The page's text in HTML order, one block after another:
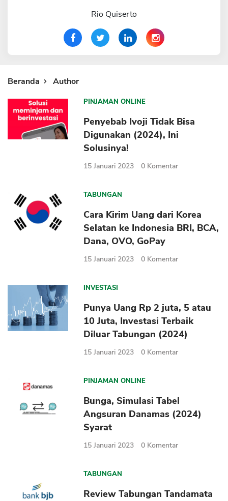
Rio Quiserto
Beranda Author
PINJAMAN ONLINE
Penyebab Ivoji Tidak Bisa
Digunakan (2024), Ini
Solusinya!
15 Januari 2023 0 Komentar
TABUNGAN
Cara Kirim Uang dari Korea
Selatan ke Indonesia BRI, BCA,
Dana, OVO, GoPay
15 Januari 2023 0 Komentar
INVESTASI
Punya Uang Rp 2 juta, 5 atau
10 Juta, Investasi Terbaik
Diluar Tabungan (2024)
15 Januari 2023 0 Komentar
PINJAMAN ONLINE
Bunga, Simulasi Tabel
Angsuran Danamas (2024)
Syarat
15 Januari 2023 0 Komentar
TABUNGAN
Review Tabungan Tandamata